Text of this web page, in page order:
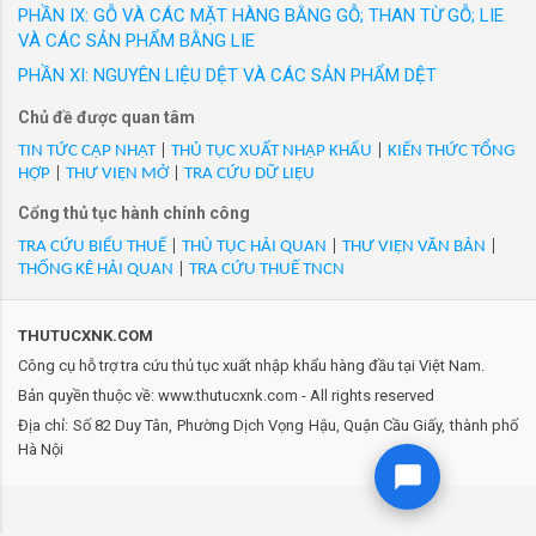
- Mã Hs 60062100: 25-8888-00-1/Vải dệt kim từ bông (57%
Cotton 39% Viscose (Rayon) 4% Spandex), khổ 152 cm, đã tẩy
trắng, mới 100%/VN/XK
cotton 34% Polyester), khổ 188/212 cm, đã tẩy trắng, mới
100%/VN/XK
cotton 47% Polyester), khổ 170 cm, đã tẩy trắng, mới
100%/VN/XK
- Mã Hs 60062100: 26-8887-00/Vải dệt kim từ bông (43%
Cotton 29% Polyester 28% Viscose (Rayon), khổ 194 cm, đã
tẩy trắng, mới 100%/VN/XK
- Mã Hs 60062100: 26-8888-00/Vải dệt kim từ bông (57%
Cotton 39% Viscose (Rayon) 4% Spandex), khổ 152 cm, đã tẩy
trắng, mới 100%/VN/XK
- Mã Hs 60062100: 418233000/Vải dệt kim 60% cotton 40%
polyester chưa nhuộm khổ 34", định lượng 140 g/m2. Hàng mới
đưa ra thị trường trong nước với các nhãn hiệu
được người tiêu dùng Việt Nam yêu thích. Hàng
loạt sản phẩm thời trang công sở cao cấp như
Classic, May10 Classic Suit... Thương hiệu
Veston và nhiều thương hiệu thời trang được
phát triển trong 20 năm qua của May 10 đ...
PHẦN IX: GỖ VÀ CÁC MẶT HÀNG BẰNG GỖ; THAN TỪ GỖ; LIE
VÀ CÁC SẢN PHẨM BẰNG LIE
PHẦN XI: NGUYÊN LIỆU DỆT VÀ CÁC SẢN PHẨM DỆT
Chủ đề được quan tâm
TIN TỨC CẬP NHẬT| THỦ TỤC XUẤT NHẬP KHẨU
KIẾN THỨC TỔNG
HỢP
THƯ VIỆN MỞ| TRA CỨU DỮ LIỆU
Cổng thủ tục hành chính công
TRA CỨU BIỂU THUẾ THỦ TỤC HẢI QUAN THƯ VIỆN VĂN BẢN
THỐNG KÊ HẢI QUAN
TRA CỨU THUẾ TNCN
THUTUCXNK.COM
Công cụ hỗ trợ tra cứu thủ tục xuất nhập khẩu hàng đầu tại Việt Nam.
Bản quyền thuộc về: www.thutucxnk.com - All rights reserved
Địa chỉ: Số 82 Duy Tân, Phường Dịch Vọng Hậu, Quận Cầu Giấy, thành phố
Hà Nội